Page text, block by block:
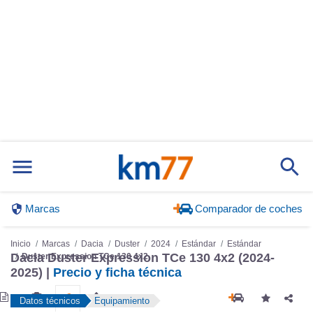
Marcas Comparador de coches
Inicio Marcas Dacia Duster 2024 Estándar
Estándar
Duster Expression TCe 130 4x2
Dacia Duster Expression TCe 130 4x2 (2024-
2025) | Precio y ficha técnica
Datos técnicos Equipamiento